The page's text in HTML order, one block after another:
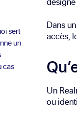
sert
un
cas
Dans
accès,
Un
ou